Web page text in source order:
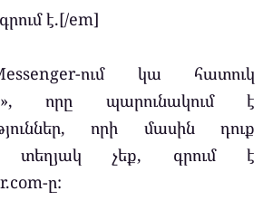
է.[/em]
ում կա հատուկ
որը պարունակում է
որի մասին դուք
տեղյակ չեք, գրում է
ը: